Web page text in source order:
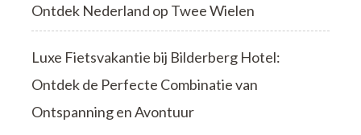
Ontdek Nederland op Twee Wielen
Luxe Fietsvakantie bij Bilderberg Hotel:
Ontdek de Perfecte Combinatie van
Ontspanning en Avontuur